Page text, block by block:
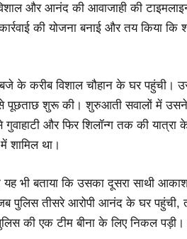
और आनंद की आवाजाही की
की योजना बनाई और तय किया
के करीब विशाल चौहान के घर पहुंची।
पूछताछ शुरू की। शुरुआती सवालों में
और फिर शिलॉन्ग तक की
शामिल था।
यह भी बताया कि उसका दूसरा साथी
पुलिस तीसरे आरोपी आनंद के घर पहुंची,
की एक टीम बीना के लिए निकल